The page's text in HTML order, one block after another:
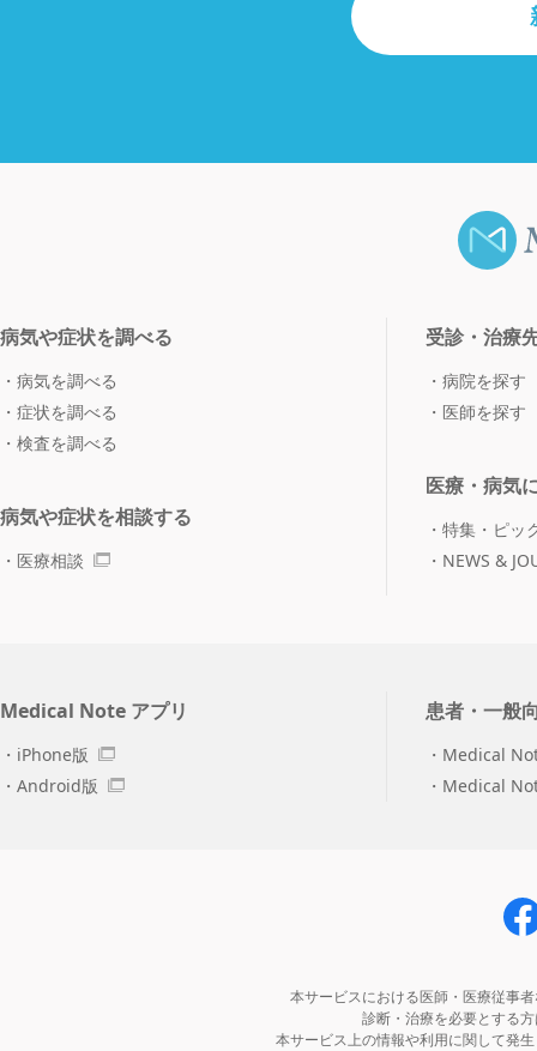
病気や症状を調べる
病気を調べる
症状を調べる
検査を調べる
病気や症状を相談する
医療相談
受診・治療
病院を探す
医師を探す
医療・病気
特集・ピッ
NEWS &
Medical Note アプリ
iPhone版
Android版
患者・一般
Medical
Medical
本サービスにおける医師・医療従事
診断・治療を必要とする
本サービス上の情報や利用に関して発